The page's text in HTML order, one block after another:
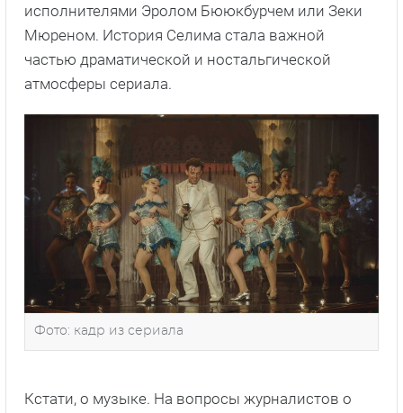
исполнителями Эролом Бююкбурчем или Зеки
Мюреном. История Селима стала важной
частью драматической и ностальгической
атмосферы сериала.
Фото: кадр из сериала
Кстати, о музыке. На вопросы журналистов о